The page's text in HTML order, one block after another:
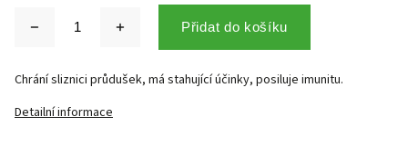
Přidat do košíku
Chrání sliznici průdušek, má stahující účinky, posiluje imunitu.
Detailní informace